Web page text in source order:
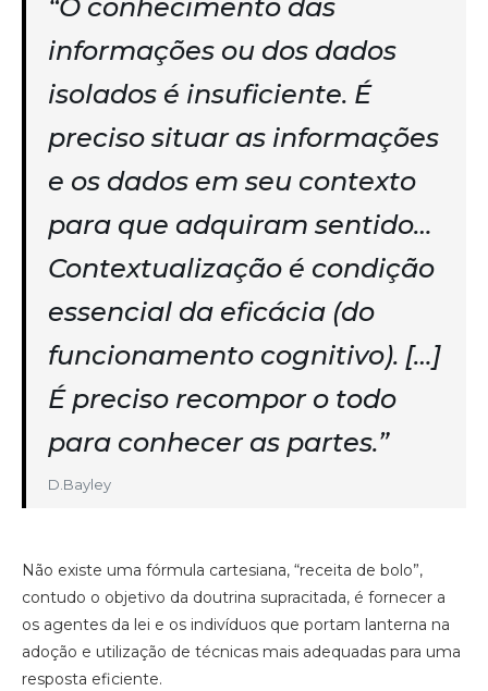
“O conhecimento das
informações ou dos dados
isolados é insuficiente. É
preciso situar as informações
e os dados em seu contexto
para que adquiram sentido…
Contextualização é condição
essencial da eficácia (do
funcionamento cognitivo). […]
É preciso recompor o todo
para conhecer as partes.”
D.Bayley
Não existe uma fórmula cartesiana, “receita de bolo”,
contudo o objetivo da doutrina supracitada, é fornecer a
os agentes da lei e os indivíduos que portam lanterna na
adoção e utilização de técnicas mais adequadas para uma
resposta eficiente.